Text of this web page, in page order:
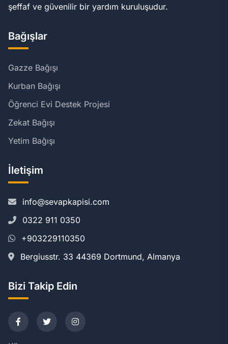
şeffaf ve güvenilir bir yardım kuruluşudur.
Bağışlar
Gazze Bağışı
Kurban Bağışı
Öğrenci Evi Destek Projesi
Zekat Bağışı
Yetim Bağışı
İletişim
info@sevapkapisi.com
0322 911 0350
+903229110350
Bergiusstr. 33 44369 Dortmund, Almanya
Bizi Takip Edin